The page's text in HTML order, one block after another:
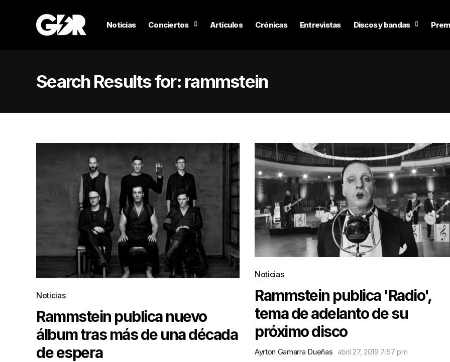
Noticias Conciertos Artículos Crónicas Entrevistas Discos y bandas
Search Results for: rammstein
Noticias
Rammstein publica nuevo
álbum tras más de una década
de espera
Noticias
Rammstein publica 'Radio',
tema de adelanto de su
próximo disco
Ayrton Gamarra Dueñas abril 27, 2019 7:57 pm